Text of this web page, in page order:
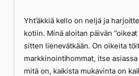
Yht’äkkiä kello on neljä ja
kotiin. Minä aloitan päivän ”oikeat
sitten lienevätkään. On oikeita
markkinointihommat, itse
mitä on, kaikista mukavinta on